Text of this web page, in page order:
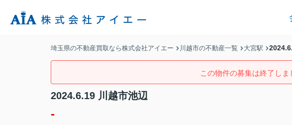
埼玉県の不動産買取なら株式会社アイエー 川越市の不動産一覧 大宮駅
この物件の募集は終了しま
2024.6.19 川越市池辺
-